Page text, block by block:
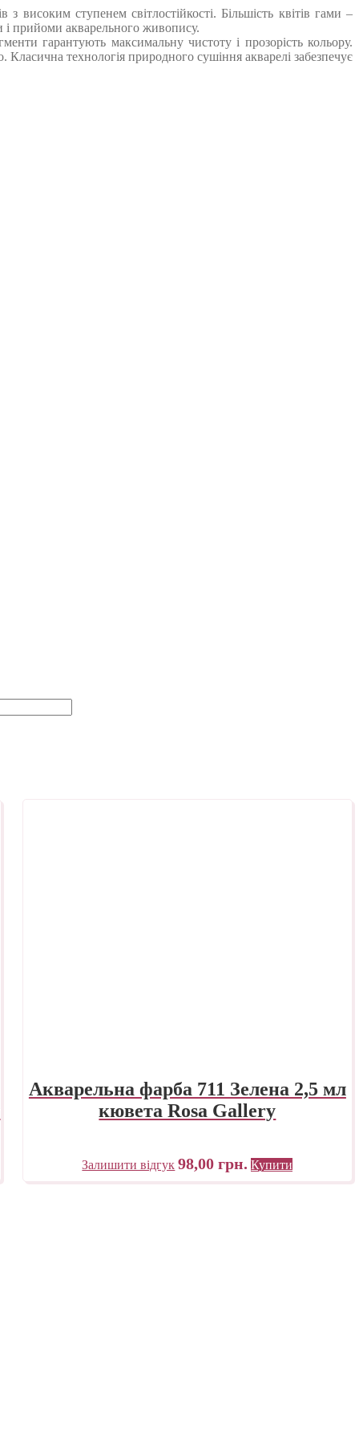
високим ступенем світлостійкості. Більшість квітів гами –
і прийоми акварельного живопису.
гарантують максимальну чистоту і прозорість кольору.
технологія природного сушіння акварелі забезпечує
Акварельна фарба 711 Зелена 2,5 мл
кювета Rosa Gallery
Залишити відгук 98,00грн. Купити